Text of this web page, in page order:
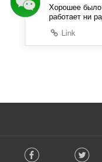
Хорошее
работает ни
Link
o Facebook